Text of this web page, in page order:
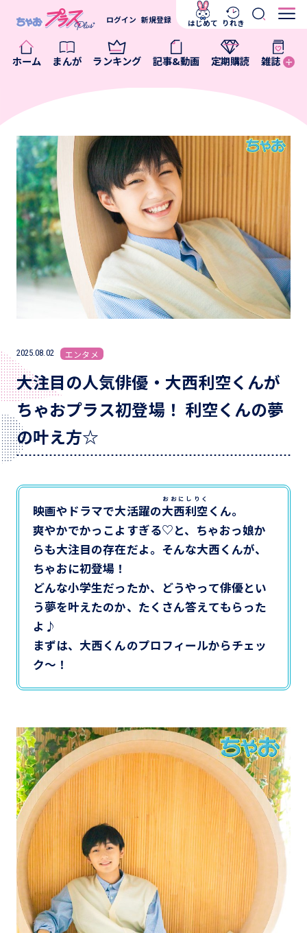
ホーム まんが ランキング 記事&動画 定期購読 雑誌
ログイン 新規登録 はじめて りれき
2025.08.02 エンタメ
大注目の人気俳優・大西利空くんが
ちゃおプラス初登場！ 利空くんの夢
の叶え方☆
映画やドラマで大活躍の大西利空
おおにしりく
くん。
爽やかでかっこよすぎる♡と、ちゃおっ娘か
らも大注目の存在だよ。そんな大西くんが、
ちゃおに初登場！
どんな小学生だったか、どうやって俳優とい
う夢を叶えたのか、たくさん答えてもらった
よ♪
まずは、大西くんのプロフィールからチェッ
ク〜！